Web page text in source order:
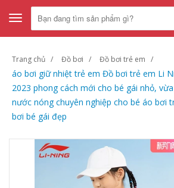
Toggle
navigation
Trang chủ Đồ bơi Đồ bơi trẻ em
áo bơi giữ nhiệt trẻ em Đồ bơi trẻ em Li
2023 phong cách mới cho bé gái nhỏ,
nước nóng chuyên nghiệp cho bé áo bơi
bơi bé gái đẹp